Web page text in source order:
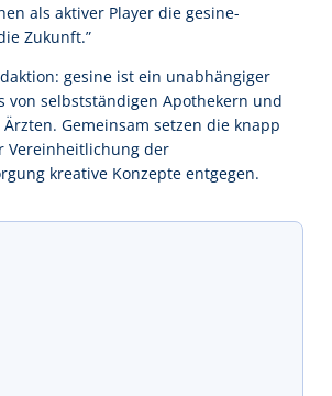
als aktiver Player die gesine-
Zukunft.”
gesine ist ein unabhängiger
von selbstständigen Apothekern und
Gemeinsam setzen die knapp
Vereinheitlichung der
kreative Konzepte entgegen.